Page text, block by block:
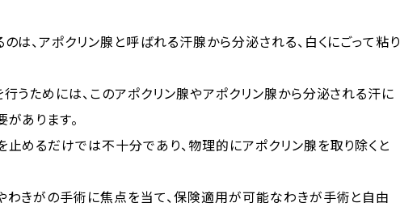
は、アポクリン腺と呼ばれる汗腺から分泌される、白くにごって粘り
うためには、このアポクリン腺やアポクリン腺から分泌される汗に
あります。
めるだけでは不十分であり、物理的にアポクリン腺を取り除くと
わきがの手術に焦点を当て、保険適用が可能なわきが手術と自由